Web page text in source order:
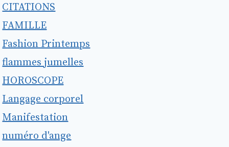
CITATIONS
FAMILLE
Fashion Printemps
flammes jumelles
HOROSCOPE
Langage corporel
Manifestation
numéro d'ange